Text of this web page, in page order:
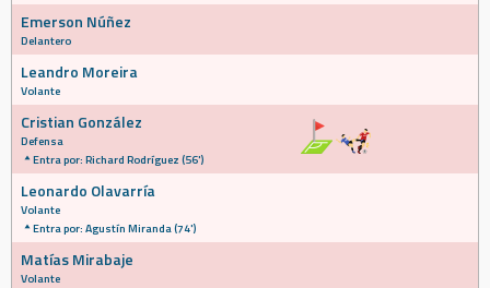
Emerson Núñez
Delantero
Leandro Moreira
Volante
Cristian González
Defensa
Entra por: Richard Rodríguez (56')
Leonardo Olavarría
Volante
Entra por: Agustín Miranda (74')
Matías Mirabaje
Volante